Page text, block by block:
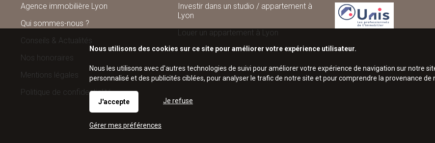
Agence immobilière Lyon
Qui sommes-nous ?
Conseils & Actualités
Nos honoraires
Mentions légales
Politique de confidentialité
Investir dans un studio / appartement à
Lyon
Louer un appartement à Lyon
Nous utilisons des cookies sur ce site pour améliorer votre expérience utilisateur.
Nous les utilisons avec d'autres technologies de suivi pour améliorer votre expérience de navigation sur notre
personnalisé et des publicités ciblées, pour analyser le trafic de notre site et pour comprendre la provenance de
J'accepte Je refuse
Gérer mes préférences